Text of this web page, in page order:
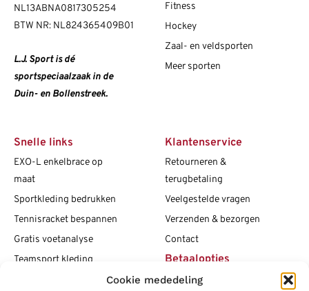
Cookie mededeling
NL13ABNA0817305254
BTW NR: NL824365409B01
L.J. Sport is dé
sportspeciaalzaak in de
Duin- en Bollenstreek.
Fitness
Hockey
Zaal- en veldsporten
Meer sporten
Snelle links
EXO-L enkelbrace op
maat
Sportkleding bedrukken
Tennisracket bespannen
Gratis voetanalyse
Teamsport kleding
Klantenservice
Retourneren &
terugbetaling
Veelgestelde vragen
Verzenden & bezorgen
Contact
Betaalopties